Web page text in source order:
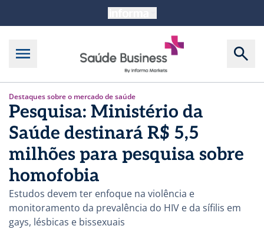
Destaques sobre o mercado de saúde
Pesquisa: Ministério da
Saúde destinará R$ 5,5
milhões para pesquisa sobre
homofobia
Estudos devem ter enfoque na violência e
monitoramento da prevalência do HIV e da sífilis em
gays, lésbicas e bissexuais